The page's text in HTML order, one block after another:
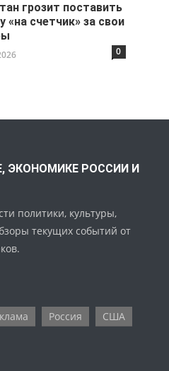
грозит поставить
«на счетчик» за свои
0
ЭКОНОМИКЕ РОССИИ И
политики, культуры,
текущих событий от
Россия
США